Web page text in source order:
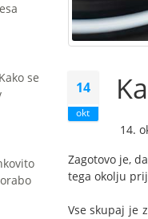
se
14
okt
14.
Zagotovo je,
tega okolju
Vse skupaj je